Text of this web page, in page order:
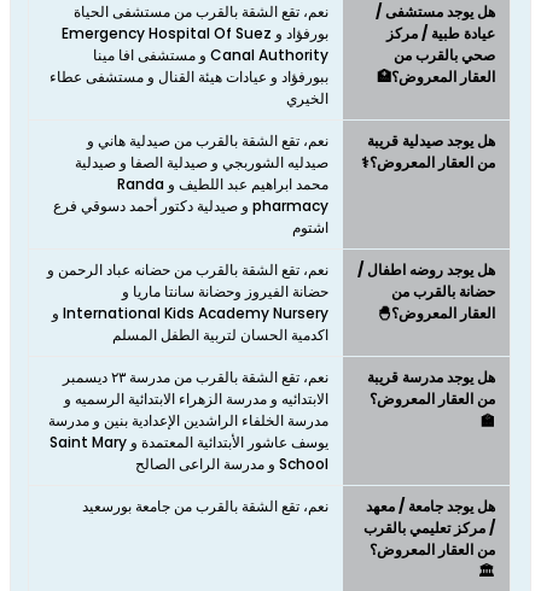
هل يوجد مستشفى /
عيادة طبية / مركز
صحي بالقرب من
العقار المعروض؟🏥
نعم، تقع الشقة بالقرب من مستشفى الحياة
بورفؤاد و Emergency Hospital Of Suez
Canal Authority و مستشفى افا مينا
ببورفؤاد و عيادات هيئة القنال و مستشفى عطاء
الخيري
هل يوجد صيدلية قريبة
من العقار المعروض؟⚕️
نعم، تقع الشقة بالقرب من صيدلية هاني و
صيدليه الشوربجي و صيدلية الصفا و صيدلية
محمد ابراهيم عبد اللطيف و Randa
pharmacy و صيدلية دكتور أحمد دسوقي فرع
اشتوم
هل يوجد روضه اطفال /
حضانة بالقرب من
العقار المعروض؟🐣
نعم، تقع الشقة بالقرب من حضانه عباد الرحمن و
حضانة الفيروز وحضانة سانتا ماريا و
International Kids Academy Nursery و
اكدمية الحسان لتربية الطفل المسلم
هل يوجد مدرسة قريبة
من العقار المعروض؟
🏫
نعم، تقع الشقة بالقرب من مدرسة ٢٣ ديسمبر
الابتدائيه و مدرسة الزهراء الابتدائية الرسميه و
مدرسة الخلفاء الراشدين الإعدادية بنين و مدرسة
يوسف عاشور الأبتدائية المعتمدة و Saint Mary
School و مدرسة الراعى الصالح
هل يوجد جامعة / معهد
/ مركز تعليمي بالقرب
من العقار المعروض؟
🏛️
نعم، تقع الشقة بالقرب من جامعة بورسعيد